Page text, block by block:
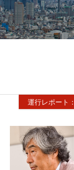
運行レポート
REPORT
ABOUT